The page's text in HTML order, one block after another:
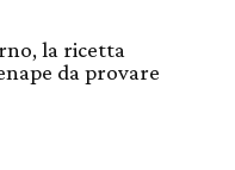
la ricetta
da provare